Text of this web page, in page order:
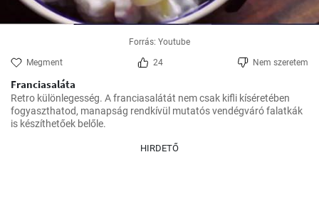
Forrás: Youtube
Megment 24 Nem szeretem
Franciasaláta
Retro különlegesség. A franciasalátát nem csak kifli kíséretében
fogyaszthatod, manapság rendkívül mutatós vendégváró falatkák
is készíthetőek belőle.
HIRDETŐ